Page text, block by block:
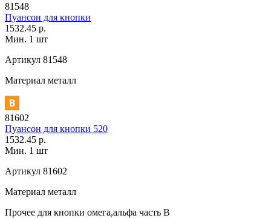
81548
Пуансон для кнопки
1532.45 р.
Мин. 1 шт
Артикул 81548
Материал металл
81602
Пуансон для кнопки 520
1532.45 р.
Мин. 1 шт
Артикул 81602
Материал металл
Прочее для кнопки омега,альфа часть В